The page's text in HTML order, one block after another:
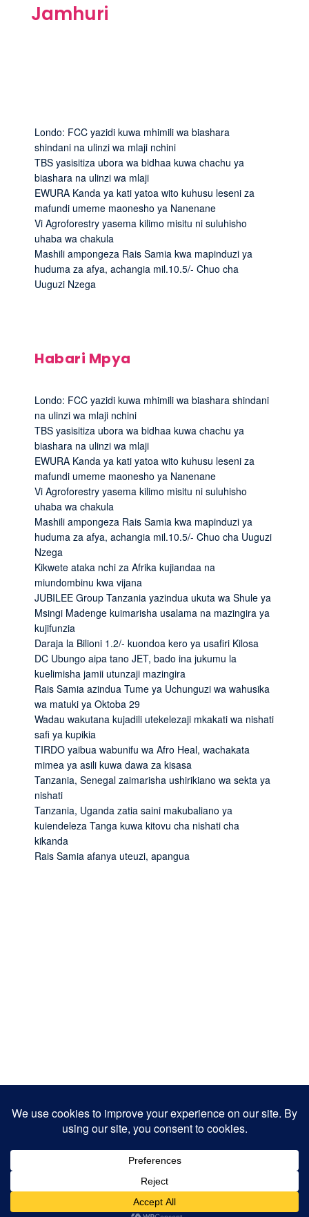
Jamhuri
Londo: FCC yazidi kuwa mhimili wa biashara
shindani na ulinzi wa mlaji nchini
TBS yasisitiza ubora wa bidhaa kuwa chachu ya
biashara na ulinzi wa mlaji
EWURA Kanda ya kati yatoa wito kuhusu leseni za
mafundi umeme maonesho ya Nanenane
Vi Agroforestry yasema kilimo misitu ni suluhisho
uhaba wa chakula
Mashili ampongeza Rais Samia kwa mapinduzi ya
huduma za afya, achangia mil.10.5/- Chuo cha
Uuguzi Nzega
Habari Mpya
Londo: FCC yazidi kuwa mhimili wa biashara shindani
na ulinzi wa mlaji nchini
TBS yasisitiza ubora wa bidhaa kuwa chachu ya
biashara na ulinzi wa mlaji
EWURA Kanda ya kati yatoa wito kuhusu leseni za
mafundi umeme maonesho ya Nanenane
Vi Agroforestry yasema kilimo misitu ni suluhisho
uhaba wa chakula
Mashili ampongeza Rais Samia kwa mapinduzi ya
huduma za afya, achangia mil.10.5/- Chuo cha Uuguzi
Nzega
Kikwete ataka nchi za Afrika kujiandaa na
miundombinu kwa vijana
JUBILEE Group Tanzania yazindua ukuta wa Shule ya
Msingi Madenge kuimarisha usalama na mazingira ya
kujifunzia
Daraja la Bilioni 1.2/- kuondoa kero ya usafiri Kilosa
DC Ubungo aipa tano JET, bado ina jukumu la
kuelimisha jamii utunzaji mazingira
Rais Samia azindua Tume ya Uchunguzi wa wahusika
wa matuki ya Oktoba 29
Wadau wakutana kujadili utekelezaji mkakati wa nishati
safi ya kupikia
TIRDO yaibua wabunifu wa Afro Heal, wachakata
mimea ya asili kuwa dawa za kisasa
Tanzania, Senegal zaimarisha ushirikiano wa sekta ya
nishati
Tanzania, Uganda zatia saini makubaliano ya
kuiendeleza Tanga kuwa kitovu cha nishati cha
kikanda
Rais Samia afanya uteuzi, apangua
Designed by